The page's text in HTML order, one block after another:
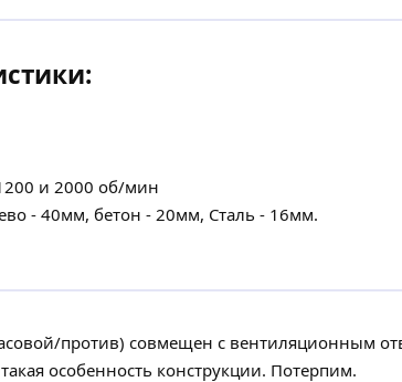
и 2000 об/мин
- 40мм, бетон - 20мм, Сталь - 16мм.
против) совмещен с вентиляционным
особенность конструкции. Потерпим.